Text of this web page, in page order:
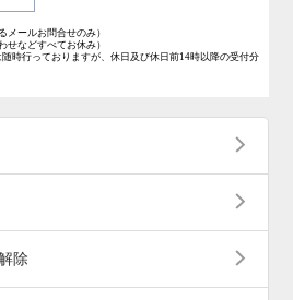
メールお問合せのみ）
せなどすべてお休み）
時行っておりますが、休日及び休日前14時以降の受付分
除